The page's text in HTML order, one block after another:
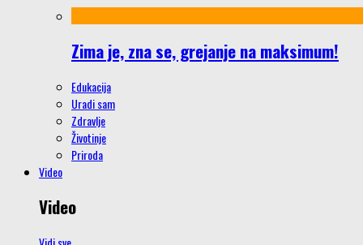
Zima je, zna se, grejanje na maksimum!
Edukacija
Uradi sam
Zdravlje
Životinje
Priroda
Video
Video